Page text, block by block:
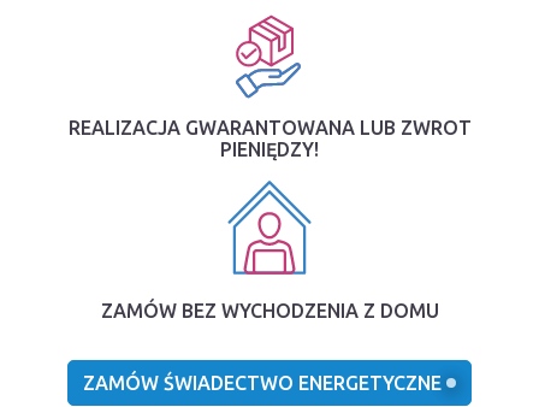
REALIZACJA GWARANTOWANA LUB ZWROT
PIENIĘDZY!
ZAMÓW BEZ WYCHODZENIA Z DOMU
ZAMÓW ŚWIADECTWO ENERGETYCZNE